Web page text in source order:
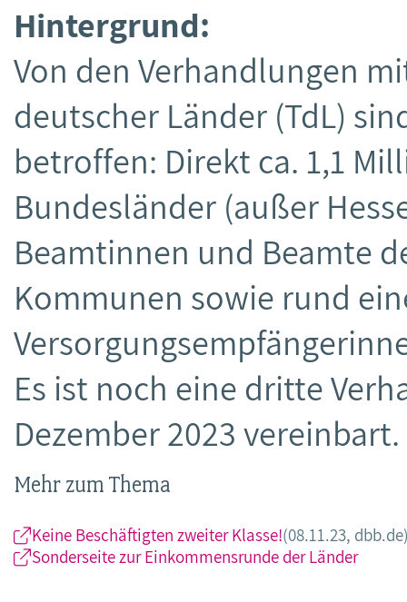
Hintergrund:
Von den Verhandlungen
deutscher Länder (TdL)
betroffen: Direkt ca. 1,1
Bundesländer (außer
Beamtinnen und Beamte
Kommunen sowie rund
Es ist noch eine dritte
Dezember 2023 vereinbart.
Mehr zum Thema
Keine Beschäftigten zweiter Klasse!(08.11.23,
Sonderseite zur Einkommensrunde der Länder